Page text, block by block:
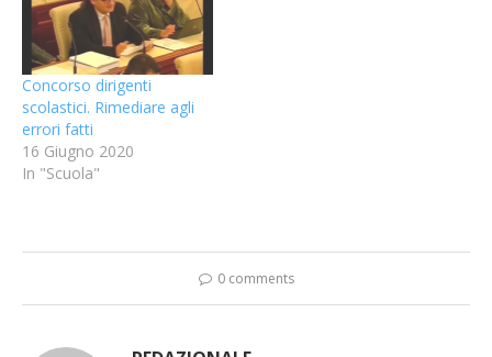
Concorso dirigenti
scolastici. Rimediare agli
errori fatti
16 Giugno 2020
In "Scuola"
0 comments